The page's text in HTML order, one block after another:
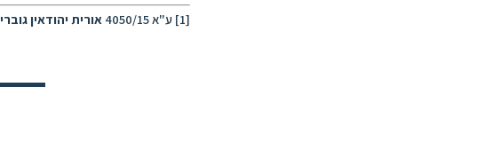
[1] ע"א 4050/15 אורית יהודאין